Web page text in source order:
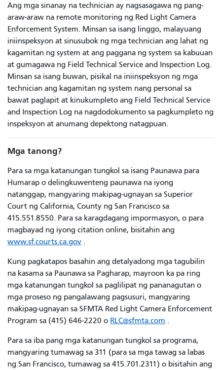
Ang mga sinanay na technician ay nagsasagawa ng pang-
araw-araw na remote monitoring ng Red Light Camera
Enforcement System. Minsan sa isang linggo, malayuang
iniinspeksyon at sinusubok ng mga technician ang lahat ng
kagamitan ng system at ang paggana ng system sa kabuuan
at gumagawa ng Field Technical Service and Inspection Log.
Minsan sa isang buwan, pisikal na iniinspeksyon ng mga
technician ang kagamitan ng system nang personal sa
bawat paglapit at kinukumpleto ang Field Technical Service
and Inspection Log na nagdodokumento sa pagkumpleto ng
inspeksyon at anumang depektong natagpuan.
Mga tanong?
Para sa mga katanungan tungkol sa isang Paunawa para
Humarap o delingkuwenteng paunawa na iyong
natanggap, mangyaring makipag-ugnayan sa Superior
Court ng California, County ng San Francisco sa
415.551.8550. Para sa karagdagang impormasyon, o para
magbayad ng iyong citation online, bisitahin ang
www.sf.courts.ca.gov .
Kung pagkatapos basahin ang detalyadong mga tagubilin
na kasama sa Paunawa sa Pagharap, mayroon ka pa ring
mga katanungan tungkol sa paglilipat ng pananagutan o
mga proseso ng pangalawang pagsusuri, mangyaring
makipag-ugnayan sa SFMTA Red Light Camera Enforcement
Program sa (415) 646-2220 o RLC@sfmta.com .
Para sa iba pang mga katanungan tungkol sa programa,
mangyaring tumawag sa 311 (para sa mga tawag sa labas
ng San Francisco, tumawag sa 415.701.2311) o bisitahin ang